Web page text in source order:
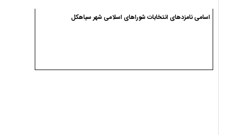
اسامی نامزدهای انتخابات شوراهای اسلامی شهر سیاهکل